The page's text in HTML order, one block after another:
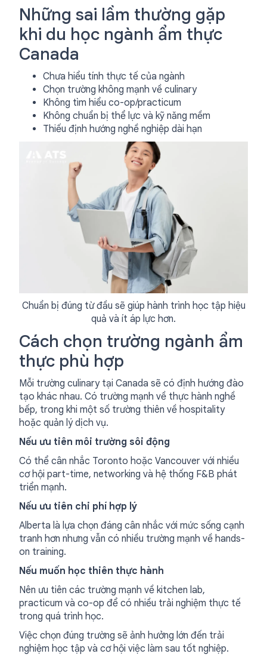
Những sai lầm thường gặp
khi du học ngành ẩm thực
Canada
Chưa hiểu tính thực tế của ngành
Chọn trường không mạnh về culinary
Không tìm hiểu co-op/practicum
Không chuẩn bị thể lực và kỹ năng mềm
Thiếu định hướng nghề nghiệp dài hạn
Chuẩn bị đúng từ đầu sẽ giúp hành trình học tập hiệu
quả và ít áp lực hơn.
Cách chọn trường ngành ẩm
thực phù hợp
Mỗi trường culinary tại Canada sẽ có định hướng đào
tạo khác nhau. Có trường mạnh về thực hành nghề
bếp, trong khi một số trường thiên về hospitality
hoặc quản lý dịch vụ.
Nếu ưu tiên môi trường sôi động
Có thể cân nhắc Toronto hoặc Vancouver với nhiều
cơ hội part-time, networking và hệ thống F&B phát
triển mạnh.
Nếu ưu tiên chi phí hợp lý
Alberta là lựa chọn đáng cân nhắc với mức sống cạnh
tranh hơn nhưng vẫn có nhiều trường mạnh về hands-
on training.
Nếu muốn học thiên thực hành
Nên ưu tiên các trường mạnh về kitchen lab,
practicum và co-op để có nhiều trải nghiệm thực tế
trong quá trình học.
Việc chọn đúng trường sẽ ảnh hưởng lớn đến trải
nghiệm học tập và cơ hội việc làm sau tốt nghiệp.